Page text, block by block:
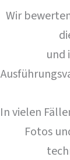
Wir
und
In vielen
Fotos